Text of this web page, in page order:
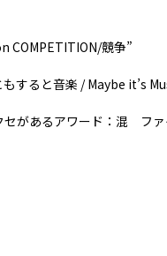
COMPETITION/競争”
すると音楽 / Maybe it’s
セがあるアワード：混 フ